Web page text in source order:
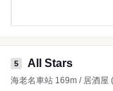
5 All Stars
海老名車站 169m / 居酒屋